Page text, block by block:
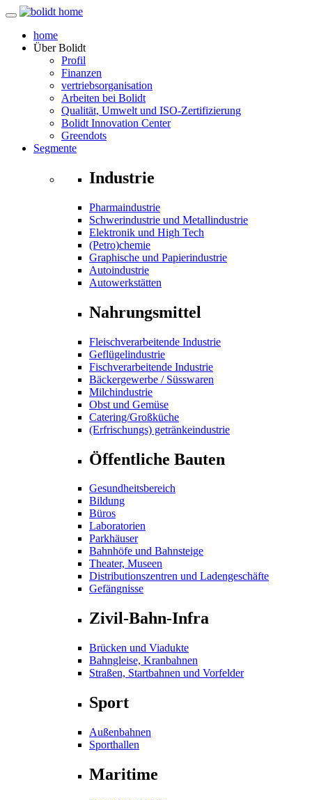
home
ÜberBolidt
Profil
Finanzen
vertriebsorganisation
Arbeiten bei Bolidt
Qualität, Umwelt und ISO-Zertifizierung
Bolidt Innovation Center
Greendots
Segmente
Industrie
Pharmaindustrie
Schwerindustrie und Metallindustrie
Elektronik und High Tech
(Petro)chemie
Graphische und Papierindustrie
Autoindustrie
Autowerkstätten
Nahrungsmittel
Fleischverarbeitende Industrie
Geflügelindustrie
Fischverarbeitende Industrie
Bäckergewerbe / Süsswaren
Milchindustrie
Obst und Gemüse
Catering/Großküche
(Erfrischungs) getränkeindustrie
Öffentliche Bauten
Gesundheitsbereich
Bildung
Büros
Laboratorien
Parkhäuser
Bahnhöfe und Bahnsteige
Theater, Museen
Distributionszentren und Ladengeschäfte
Gefängnisse
Zivil-Bahn-Infra
Brücken und Viadukte
Bahngleise, Kranbahnen
Straßen, Startbahnen und Vorfelder
Sport
Außenbahnen
Sporthallen
Maritime